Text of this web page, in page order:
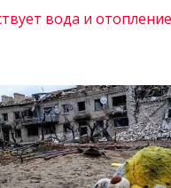
вода и отопление